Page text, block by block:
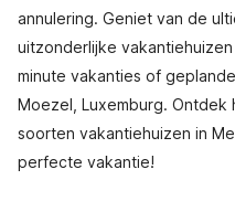
annulering. Geniet van de
uitzonderlijke
minute vakanties of
Moezel, Luxemburg.
soorten vakantiehuizen in
perfecte vakantie!